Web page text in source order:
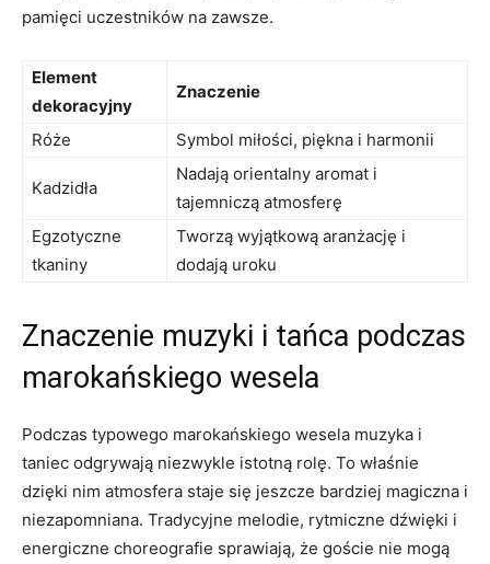
pamięci uczestników na zawsze.
Element
dekoracyjny
Znaczenie
Róże Symbol miłości, ​piękna⁤ i harmonii
Kadzidła
Nadają orientalny aromat i
tajemniczą atmosferę
Egzotyczne‍
tkaniny
Tworzą wyjątkową⁣ aranżację i
dodają⁢ uroku
Znaczenie muzyki i tańca podczas
marokańskiego wesela
Podczas‍ typowego⁤ marokańskiego wesela muzyka i
taniec ⁢odgrywają ⁢niezwykle ​istotną rolę. To właśnie⁣
dzięki ‌nim atmosfera staje‌ się jeszcze ​bardziej⁣ magiczna‍ i⁣
niezapomniana. Tradycyjne melodie, rytmiczne dźwięki i
‍energiczne choreografie sprawiają, że goście ‌nie ⁣mogą